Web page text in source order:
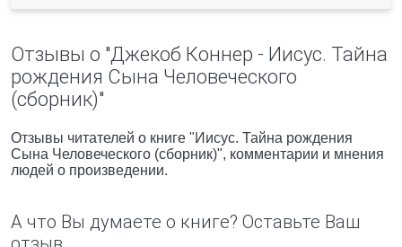
Отзывы о "Джекоб Коннер - Иисус. Тайна
рождения Сына Человеческого
(сборник)"
Отзывы читателей о книге "Иисус. Тайна рождения
Сына Человеческого (сборник)", комментарии и мнения
людей о произведении.
А что Вы думаете о книге? Оставьте Ваш